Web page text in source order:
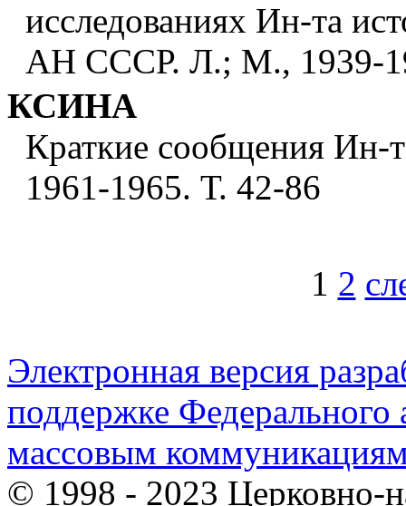
исследованиях Ин-та
АН СССР. Л.; М., 1939-
КСИНА
Краткие сообщения
1961-1965. Т. 42-86
1 2
Электронная версия
поддержке Федерального
массовым
© 1998 - 2023 Церковно-